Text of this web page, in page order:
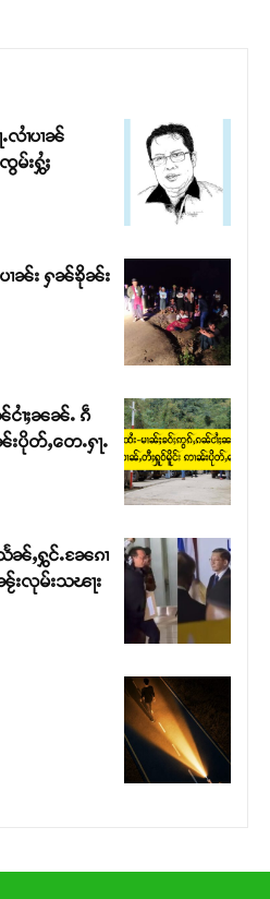
မိူင်း ၵူႈတီႈၵူႈလႅၼ်ပေႃးတေၸွ
ၶဝ်ႈႁူမ်ႈၵမ်ႉထႅမ် ၸုမ်းၶၢ
လႆႈယူႇၶႃႈဢေႃႈ။
လၢႆပၢၼ်
မ်းႁွႆႈ
ၢၼ်း ႁၼ်ၶိုၼ်း
ငၢႆႈၼၼ်ႉ ၵဵ
ပိုတ်ႇတေႉႁႃႉ
ၼ်ႇႁွင်ႉၼႄၵၢ
းလုမ်းသၽႃး